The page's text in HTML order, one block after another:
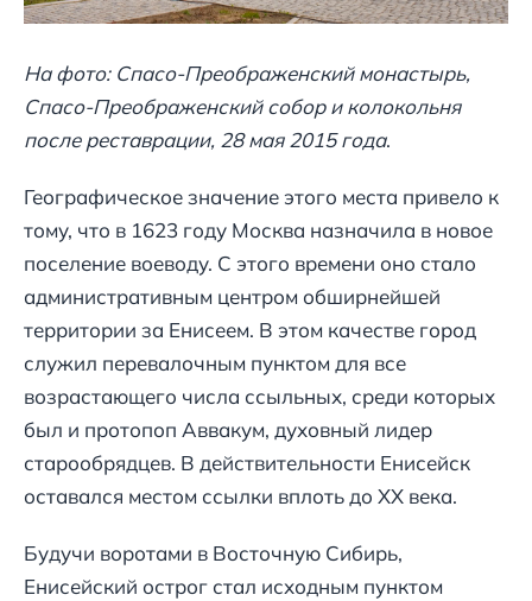
На фото: Спасо-Преображенский монастырь,
Спасо-Преображенский собор и колокольня
после реставрации, 28 мая 2015 года.
Географическое значение этого места привело к
тому, что в 1623 году Москва назначила в новое
поселение воеводу. С этого времени оно стало
административным центром обширнейшей
территории за Енисеем. В этом качестве город
служил перевалочным пунктом для все
возрастающего числа ссыльных, среди которых
был и протопоп Аввакум, духовный лидер
старообрядцев. В действительности Енисейск
оставался местом ссылки вплоть до XX века.
Будучи воротами в Восточную Сибирь,
Енисейский острог стал исходным пунктом